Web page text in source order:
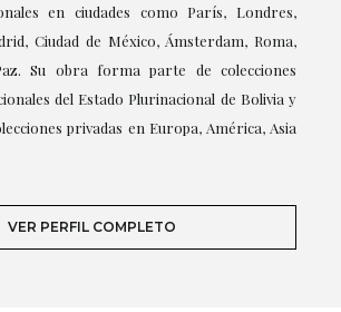
en ciudades como París, Londres,
Ciudad de México, Ámsterdam, Roma,
Su obra forma parte de colecciones
del Estado Plurinacional de Bolivia y
privadas en Europa, América, Asia
VER PERFIL COMPLETO